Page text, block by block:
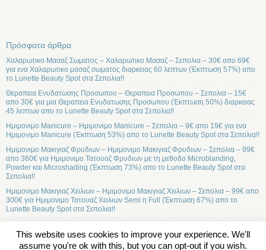
This website uses cookies to improve your experience. We'll
assume you're ok with this, but you can opt-out if you wish.
Πρόσφατα άρθρα
Χαλαρωτικο Μασαζ Σωματος – Χαλαρωτικο Μασαζ – Σεπολια – 30€ απο 69€
για ενα Χαλαρωτικο μασαζ σωματος διαρκειας 60 λεπτων (Έκπτωση 57%) απο
το Lunette Beauty Spot στα Σεπολια!!
Θεραπεια Ενυδατωσης Προσωπου – Θεραπεια Προσωπου – Σεπολια – 15€
απο 30€ για μια Θεραπεια Ενυδατωσης Προσωπου (Έκπτωση 50%) διαρκειας
45 λεπτων απο το Lunette Beauty Spot στα Σεπολια!!
Ημιμονιμο Manicure – Ημιμονιμο Manicure – Σεπολια – 9€ απο 19€ για ενα
Ημιμονιμο Manicure (Έκπτωση 53%) απο το Lunette Beauty Spot στα Σεπολια!!
Ημιμονιμο Μακιγιαζ Φρυδιων – Ημιμονιμο Μακιγιαζ Φρυδιων – Σεπολια – 99€
απο 360€ για Ημιμονιμο Τατουαζ Φρυδιων με τη μεθοδο Microblanding,
Powder και Microshading (Έκπτωση 73%) απο το Lunette Beauty Spot στα
Σεπολια!!
Ημιμονιμο Μακιγιαζ Χειλιων – Ημιμονιμο Μακιγιαζ Χειλιων – Σεπολια – 99€ απο
300€ για Ημιμονιμο Τατουαζ Χειλιων Semi η Full (Έκπτωση 67%) απο το
Lunette Beauty Spot στα Σεπολια!!